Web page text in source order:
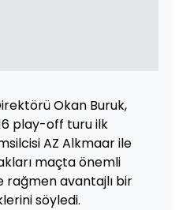
Okan Buruk,
play-off turu ilk
AZ Alkmaar ile
maçta önemli
rağmen avantajlı bir
söyledi.